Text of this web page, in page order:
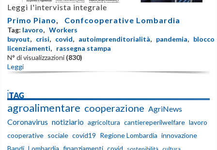
Leggi l'intervista integrale
Primo Piano
Confcooperative Lombardia
Tag: lavoro, Workers
buyout, crisi, covid, autoimprenditorialità, pandemia, blocco
licenziamenti, rassegna stampa
N° di visualizzazioni (830)
Leggi
iTAG
agroalimentare cooperazione AgriNews
Coronavirus notiziario agricoltura cantiereperilwelfare lavoro
cooperative sociale covid19 Regione Lombardia innovazione
Bandi Lombardia finanziamenti covid